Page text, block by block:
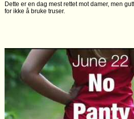
Dette er en dag mest rettet mot damer, men
for ikke å bruke truser.